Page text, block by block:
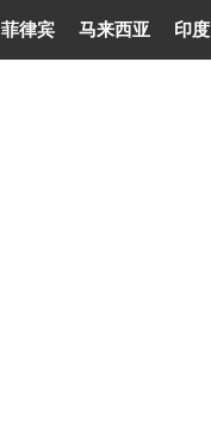
菲律宾 马来西亚 印度